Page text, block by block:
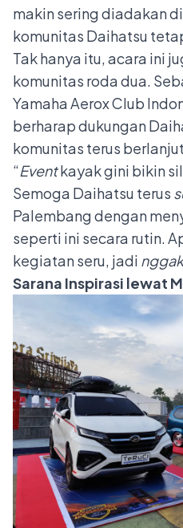
makin sering diadakan
komunitas Daihatsu
Tak hanya itu, acara ini
komunitas roda dua.
Yamaha Aerox Club
berharap dukungan
komunitas terus
“Eventkayak gini bikin
Semoga Daihatsu terus
Palembang dengan
seperti ini secara rutin.
kegiatan seru, jadi nggak
Sarana Inspirasi lewat